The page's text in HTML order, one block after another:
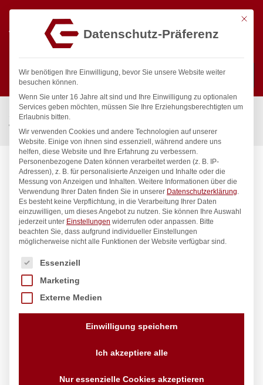
Suchen
Start / Gastronomiebedarf & Gastro Geräte für Profis
Wassertechnik
Wandventil profi Wandventil 1/2″
Mit
Datenschutz-Präferenz
Wir benötigen Ihre Einwilligung, bevor Sie unsere Website weiter
besuchen können.
Wenn Sie unter 16 Jahre alt sind und Ihre Einwilligung zu optionalen
Services geben möchten, müssen Sie Ihre Erziehungsberechtigten um
Erlaubnis bitten.
Wir verwenden Cookies und andere Technologien auf unserer
Website. Einige von ihnen sind essenziell, während andere uns
helfen, diese Website und Ihre Erfahrung zu verbessern.
Personenbezogene Daten können verarbeitet werden (z. B. IP-
Adressen), z. B. für personalisierte Anzeigen und Inhalte oder die
Messung von Anzeigen und Inhalten. Weitere Informationen über die
Verwendung Ihrer Daten finden Sie in unserer Datenschutzerklärung.
Es besteht keine Verpflichtung, in die Verarbeitung Ihrer Daten
einzuwilligen, um dieses Angebot zu nutzen. Sie können Ihre Auswahl
jederzeit unter Einstellungen widerrufen oder anpassen. Bitte
beachten Sie, dass aufgrund individueller Einstellungen
möglicherweise nicht alle Funktionen der Website verfügbar sind.
Es folgt eine Liste der Service-Gruppen, für die eine
Essenziell
Marketing
Externe Medien
Einwilligung speichern
Ich akzeptiere alle
Nur essenzielle Cookies akzeptieren